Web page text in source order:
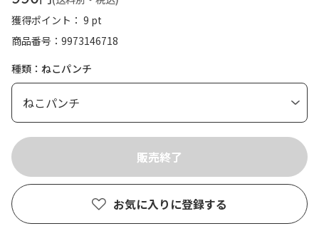
獲得ポイント： 9 pt
商品番号
9973146718
種類：ねこパンチ
お気に入りに登録する